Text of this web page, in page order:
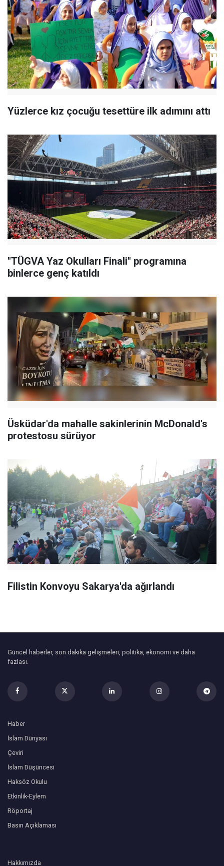
Yüzlerce kız çocuğu tesettüre ilk adımını attı
"TÜGVA Yaz Okulları Finali" programına
binlerce genç katıldı
Üsküdar'da mahalle sakinlerinin McDonald's
protestosu sürüyor
Filistin Konvoyu Sakarya'da ağırlandı
Güncel haberler, son dakika gelişmeleri, politika, ekonomi ve daha
fazlası.
Haber
İslam Dünyası
Çeviri
İslam Düşüncesi
Haksöz Okulu
Etkinlik-Eylem
Röportaj
Basın Açıklaması
Hakkımızda